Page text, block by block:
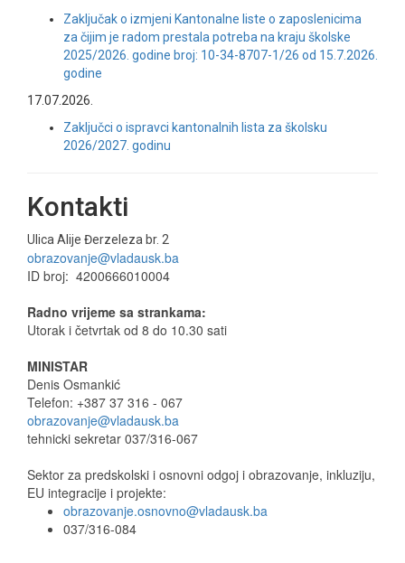
Zaključak o izmjeni Kantonalne liste o zaposlenicima
za čijim je radom prestala potreba na kraju školske
2025/2026. godine broj: 10-34-8707-1/26 od 15.7.2026.
godine
17.07.2026.
Zaključci o ispravci kantonalnih lista za školsku
2026/2027. godinu
Kontakti
Ulica Alije Đerzeleza br. 2
obrazovanje@vladausk.ba
ID broj: 4200666010004
Radno vrijeme sa strankama:
Utorak i četvrtak od 8 do 10.30 sati
MINISTAR
Denis Osmankić
Telefon: +387 37 316 - 067
obrazovanje@vladausk.ba
tehnicki sekretar 037/316-067
Sektor za predskolski i osnovni odgoj i obrazovanje, inkluziju,
EU integracije i projekte:
obrazovanje.osnovno@vladausk.ba
037/316-084